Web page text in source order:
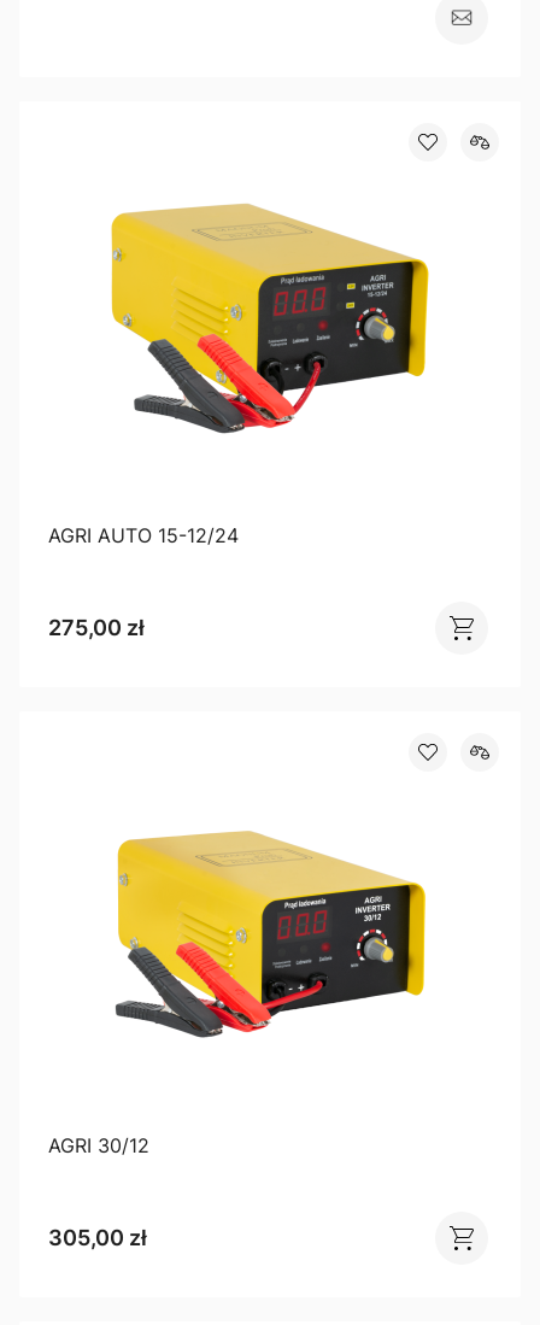
AGRI AUTO 15-12/24
275,00 zł
AGRI 30/12
305,00 zł